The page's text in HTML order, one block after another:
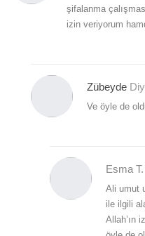
şifalanma
izin veriyorum
Zübeyde
Ve öyle de
Esma T.
Ali umut
ile ilgili
Allah’ın